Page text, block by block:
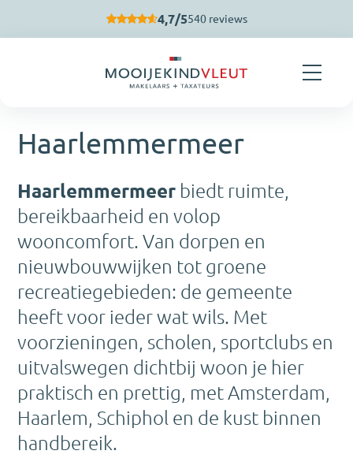
4,7/5540 reviews
Haarlemmermeer
Haarlemmermeer biedt ruimte,
bereikbaarheid en volop
wooncomfort. Van dorpen en
nieuwbouwwijken tot groene
recreatiegebieden: de gemeente
heeft voor ieder wat wils. Met
voorzieningen, scholen, sportclubs en
uitvalswegen dichtbij woon je hier
praktisch en prettig, met Amsterdam,
Haarlem, Schiphol en de kust binnen
handbereik.